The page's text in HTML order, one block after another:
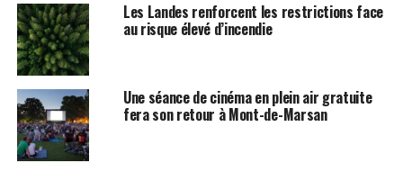
Les Landes renforcent les restrictions face
au risque élevé d’incendie
Une séance de cinéma en plein air gratuite
fera son retour à Mont-de-Marsan